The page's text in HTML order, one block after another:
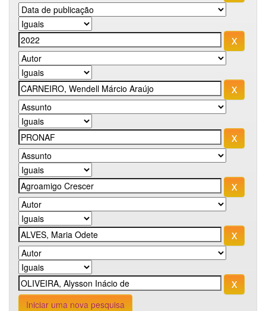
Iniciar uma nova pesquisa